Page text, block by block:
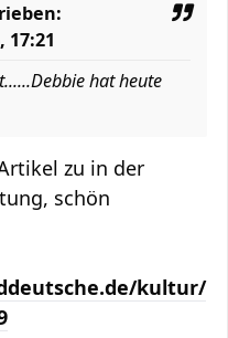
17:21
hat heute
zu in der
schön
kultur/